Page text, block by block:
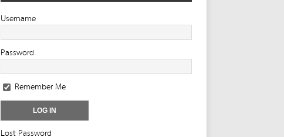
Username
Password
Remember Me
Lost Password